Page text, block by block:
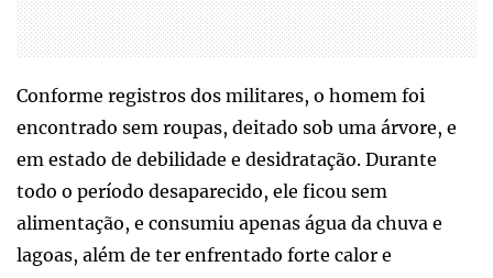
Conforme registros dos militares, o homem foi
encontrado sem roupas, deitado sob uma árvore, e
em estado de debilidade e desidratação. Durante
todo o período desaparecido, ele ficou sem
alimentação, e consumiu apenas água da chuva e
lagoas, além de ter enfrentado forte calor e